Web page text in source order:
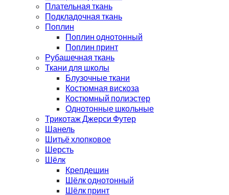
Плательная ткань
Подкладочная ткань
Поплин
Поплин однотонный
Поплин принт
Рубашечная ткань
Ткани для школы
Блузочные ткани
Костюмная вискоза
Костюмный полиэстер
Однотонные школьные
Трикотаж Джерси Футер
Шанель
Шитьё хлопковое
Шерсть
Шёлк
Крепдешин
Шёлк однотонный
Шёлк принт